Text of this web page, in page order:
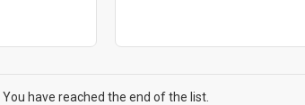
You have reached the end of the list.